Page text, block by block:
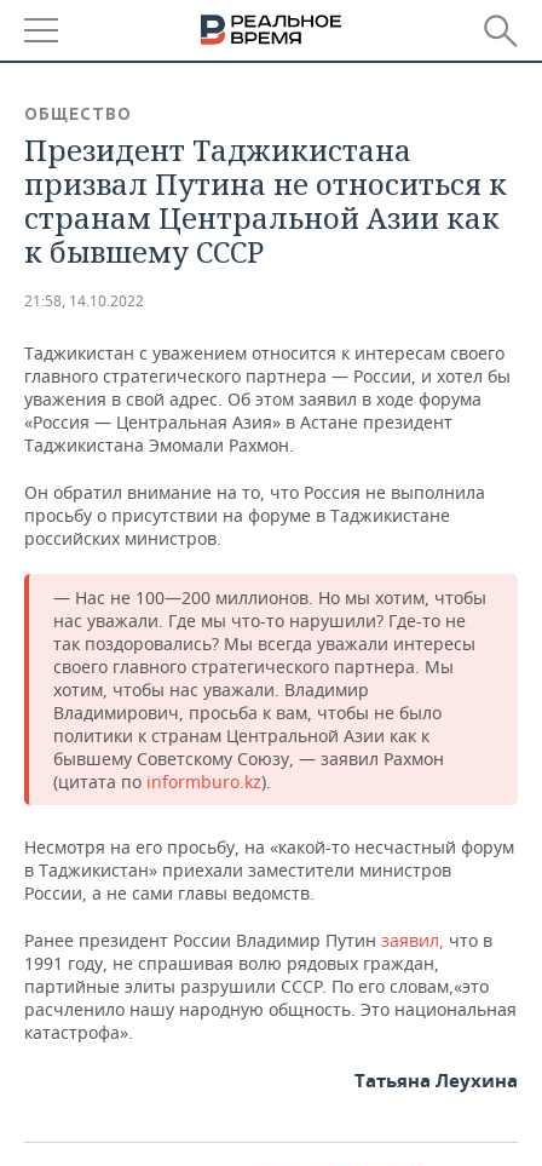
БАШКОРТОСТАН
ТАТАРСТАН
УДМУРТИЯ
НОВОСТИ
АНАЛИТИКА
НОВОСТИ АНАЛИТИКИ
ДЕКЛАРАЦИИ О ДОХОДАХ
КОРОЛИ ГОСЗАКАЗА ПФО
ВУЗЫ ТАТАРСТАНА
ТОРГОВЫЕ ЦЕНТРЫ
ТАТАРСТАНА
ЭКОНОМИКА
НОВОСТИ ЭКОНОМИКИ
ФИНАНСЫ
БАНКИ
ИНВЕСТИЦИИ
ПРОМЫШЛЕННОСТЬ
НОВОСТИ
ПРОМЫШЛЕННОСТИ
АГРОПРОМ
МАШИНОСТРОЕНИЕ
НЕФТЕХИМИЯ
НЕФТЬ
ОПК
ЭНЕРГЕТИКА
НЕДВИЖИМОСТЬ
НОВОСТИ НЕДВИЖИМОСТИ
АВТО
НОВОСТИ БИЗНЕСА
РОЗНИЧНАЯ ТОРГОВЛЯ
ТРАНСПОРТ
УСЛУГИ
ТЕХНОЛОГИИ
НОВОСТИ ТЕХНОЛОГИЙ
МЕДИА
ТЕЛЕКОММУНИКАЦИИ
МЕРОПРИЯТИЯ
НОВОСТИ МЕРОПРИЯТИЙ
ВЫЕЗДНАЯ РЕДАКЦИЯ
БИЗНЕС-БРАНЧИ
ONLINE-КОНФЕРЕНЦИИ
ОТКРЫТАЯ ЛЕКЦИЯ
СПОРТ
НОВОСТИ СПОРТА
ФУТБОЛ
ХОККЕЙ
БАСКЕТБОЛ
КИБЕРСПОРТ
ФИГУРНОЕ КАТАНИЕ
ХОККЕЙ С МЯЧОМ
ОБЩЕСТВО
НОВОСТИ ОБЩЕСТВА
ВЛАСТЬ
ИНФРАСТРУКТУРА
КУЛЬТУРА
МЕДИЦИНА
ПРОИСШЕСТВИЯ
ФОТОГАЛЕРЕЯ
СЮЖЕТЫ
СПРАВОЧНИК
СПИСОК КОМПАНИЙ
ОБЩЕСТВО
Президент Таджикистана
призвал Путина не относиться к
странам Центральной Азии как
к бывшему СССР
21:58, 14.10.2022
Таджикистан с уважением относится к интересам своего
главного стратегического партнера — России, и хотел бы
уважения в свой адрес. Об этом заявил в ходе форума
«Россия — Центральная Азия» в Астане президент
Таджикистана Эмомали Рахмон.
Он обратил внимание на то, что Россия не выполнила
просьбу о присутствии на форуме в Таджикистане
российских министров.
— Нас не 100—200 миллионов. Но мы хотим, чтобы
нас уважали. Где мы что-то нарушили? Где-то не
так поздоровались? Мы всегда уважали интересы
своего главного стратегического партнера. Мы
хотим, чтобы нас уважали. Владимир
Владимирович, просьба к вам, чтобы не было
политики к странам Центральной Азии как к
бывшему Советскому Союзу, — заявил Рахмон
(цитата по informburo.kz).
Несмотря на его просьбу, на «какой-то несчастный форум
в Таджикистан» приехали заместители министров
России, а не сами главы ведомств.
Ранее президент России Владимир Путин заявил, что в
1991 году, не спрашивая волю рядовых граждан,
партийные элиты разрушили СССР. По его словам,«это
расчленило нашу народную общность. Это национальная
катастрофа».
Татьяна Леухина